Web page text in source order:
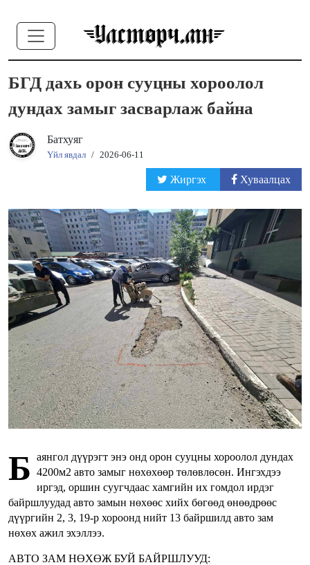
БГД дахь орон сууцны хороолол
дундах замыг засварлаж байна
Батхуяг
Үйл явдал / 2026-06-11
Жиргэх Хуваалцах
Б аянгол дүүрэгт энэ онд орон сууцны хороолол дундах
4200м2 авто замыг нөхөхөөр төлөвлөсөн. Ингэхдээ
иргэд, оршин суугчдаас хамгийн их гомдол ирдэг
байршлуудад авто замын нөхөөс хийх бөгөөд өнөөдрөөс
дүүргийн 2, 3, 19-р хороонд нийт 13 байршилд авто зам
нөхөх ажил эхэллээ.
АВТО ЗАМ НӨХӨЖ БУЙ БАЙРШЛУУД: